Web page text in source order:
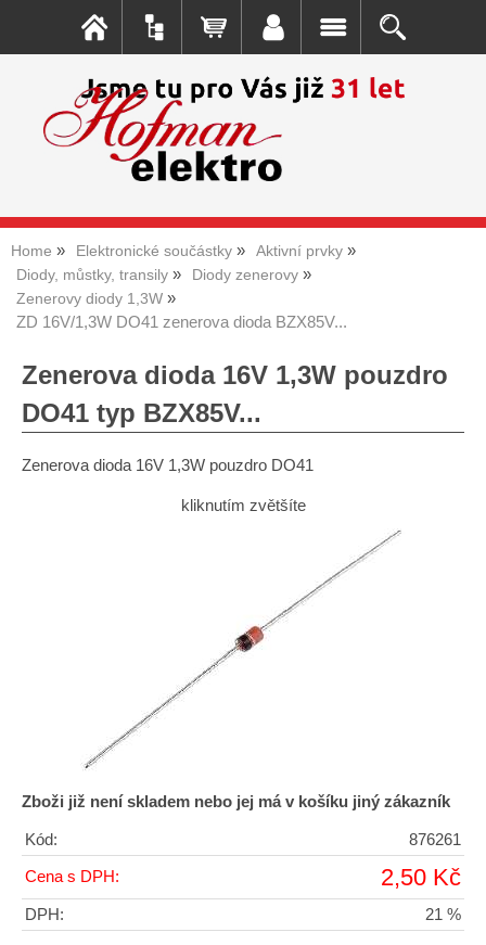
Home Elektronické součástky
Aktivní prvky
Diody, můstky, transily
Diody zenerovy
Zenerovy diody 1,3W
ZD 16V/1,3W DO41 zenerova dioda BZX85V...
Zenerova dioda 16V 1,3W pouzdro
DO41 typ BZX85V...
Zenerova dioda 16V 1,3W pouzdro DO41
kliknutím zvětšíte
Zboži již není skladem nebo jej má v košíku jiný zákazník
Kód: 876261
Cena s DPH: 2,50 Kč
DPH: 21 %